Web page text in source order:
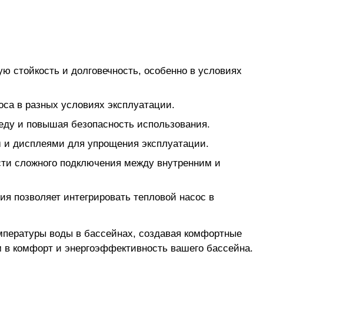
стойкость и долговечность, особенно в условиях
в разных условиях эксплуатации.
и повышая безопасность использования.
и дисплеями для упрощения эксплуатации.
сложного подключения между внутренним и
интегрировать тепловой насос в
воды в бассейнах, создавая комфортные
комфорт и энергоэффективность вашего бассейна.